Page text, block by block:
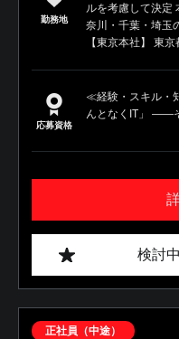
勤務地
ルを考慮して決定
奈川・千葉・埼玉
【東京本社】 東
応募資格
≪経験・スキル・
んとなくIT」 ――
検討
正社員（中途）